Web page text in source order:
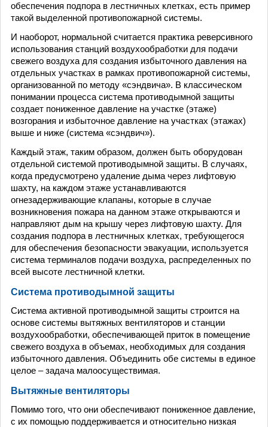
обеспечения подпора в лестничных клетках, есть пример
такой выделенной противопожарной системы.
И наоборот, нормальной считается практика реверсивного
использования станций воздухообработки для подачи
свежего воздуха для создания избыточного давления на
отдельных участках в рамках противопожарной системы,
организованной по методу «сэндвича». В классическом
понимании процесса система противодымной защиты
создает пониженное давление на участке (этаже)
возгорания и избыточное давление на участках (этажах)
выше и ниже (система «сэндвич»).
Каждый этаж, таким образом, должен быть оборудован
отдельной системой противодымной защиты. В случаях,
когда предусмотрено удаление дыма через лифтовую
шахту, на каждом этаже устанавливаются
огнезадерживающие клапаны, которые в случае
возникновения пожара на данном этаже открываются и
направляют дым на крышу через лифтовую шахту. Для
создания подпора в лестничных клетках, требующегося
для обеспечения безопасности эвакуации, используется
система терминалов подачи воздуха, распределенных по
всей высоте лестничной клетки.
Система противодымной защиты
Система активной противодымной защиты строится на
основе системы вытяжных вентиляторов и станции
воздухообработки, обеспечивающей приток в помещение
свежего воздуха в объемах, необходимых для создания
избыточного давления. Объединить обе системы в единое
целое – задача малоосуществимая.
Вытяжные вентиляторы
Помимо того, что они обеспечивают пониженное давление,
с их помощью поддерживается и относительно низкая